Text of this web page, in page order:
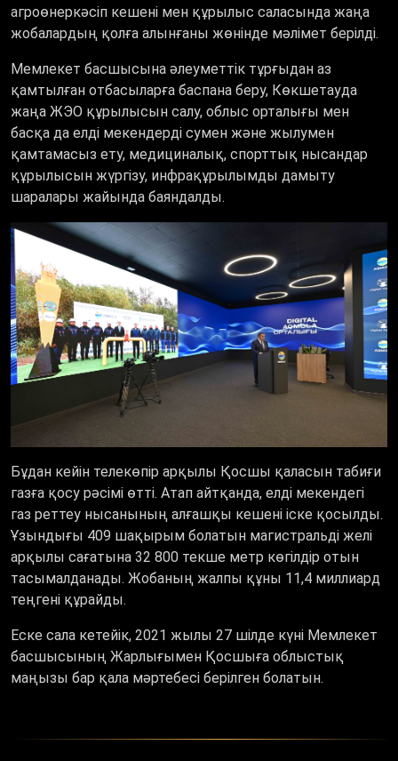
агроөнеркәсіп кешені мен құрылыс саласында жаңа
жобалардың қолға алынғаны жөнінде мәлімет берілді.
Мемлекет басшысына әлеуметтік тұрғыдан аз
қамтылған отбасыларға баспана беру, Көкшетауда
жаңа ЖЭО құрылысын салу, облыс орталығы мен
басқа да елді мекендерді сумен және жылумен
қамтамасыз ету, медициналық, спорттық нысандар
құрылысын жүргізу, инфрақұрылымды дамыту
шаралары жайында баяндалды.
Бұдан кейін телекөпір арқылы Қосшы қаласын табиғи
газға қосу рәсімі өтті. Атап айтқанда, елді мекендегі
газ реттеу нысанының алғашқы кешені іске қосылды.
Ұзындығы 409 шақырым болатын магистральді желі
арқылы сағатына 32 800 текше метр көгілдір отын
тасымалданады. Жобаның жалпы құны 11,4 миллиард
теңгені құрайды.
Еске сала кетейік, 2021 жылы 27 шілде күні Мемлекет
басшысының Жарлығымен Қосшыға облыстық
маңызы бар қала мәртебесі берілген болатын.